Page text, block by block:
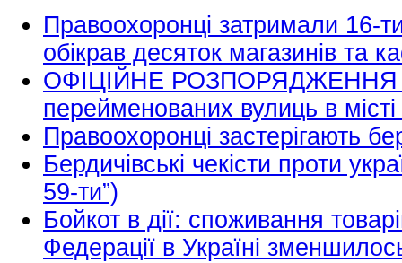
Правоохоронці затримали 16-
обікрав десяток магазинів та
ОФІЦІЙНЕ РОЗПОРЯДЖЕННЯ
перейменованих вулиць в
Правоохоронці застерігають
Бердичівські чекісти проти
59-ти”)
Бойкот в дії: споживання
Федерації в Україні